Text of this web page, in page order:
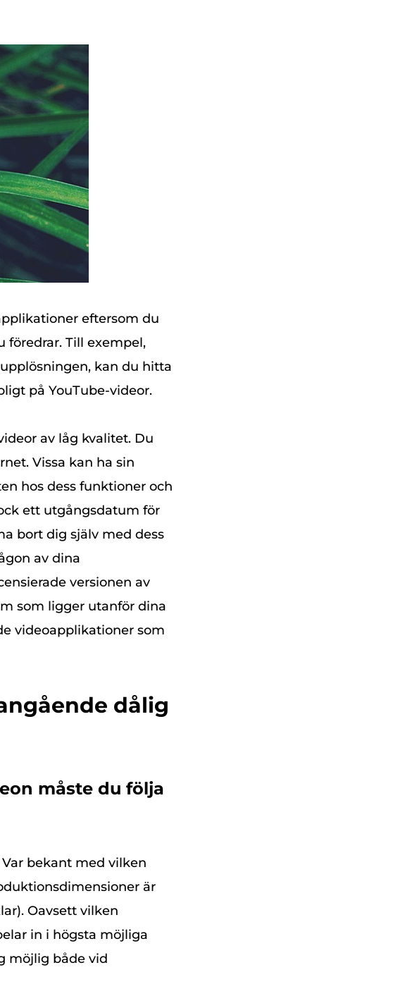
eftersom du
Till exempel,
kan du hitta
på YouTube-videor.
av låg kvalitet. Du
Vissa kan ha sin
hos dess funktioner och
ett utgångsdatum för
bort dig själv med dess
av dina
versionen av
som ligger utanför dina
videoapplikationer som
dålig
måste du följa
bekant med vilken
är
Oavsett vilken
in i högsta möjliga
möjlig både vid